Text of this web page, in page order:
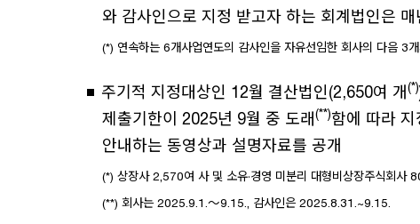
와 감사인으로 지정 받고자 하는 회계법인은
(*) 연속하는 6개사업연도의 감사인을 자유선임한 회사의 다음 3
주기적 지정대상인 12월 결산법인(2,650여 개(*)
제출기한이 2025년 9월 중 도래(**)함에 따라
안내하는 동영상과 설명자료를 공개
(*) 상장사 2,570여 사 및 소유·경영 미분리 대형비상장주식회사
(**) 회사는 2025.9.1.～9.15., 감사인은 2025.8.31.~9.15.